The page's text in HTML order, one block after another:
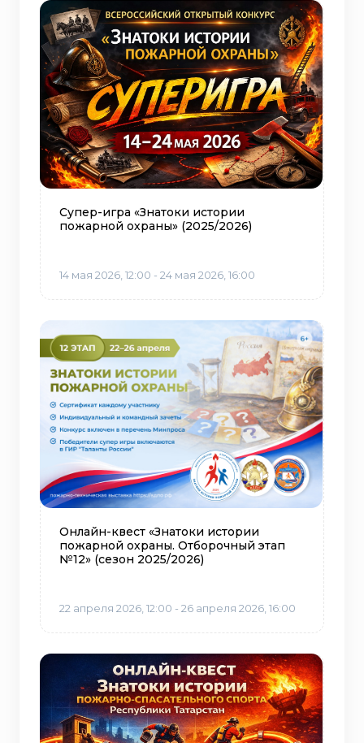
Супер-игра «Знатоки истории
пожарной охраны» (2025/2026)
14 мая 2026, 12:00 - 24 мая 2026, 16:00
Онлайн-квест «Знатоки истории
пожарной охраны. Отборочный этап
№12» (сезон 2025/2026)
22 апреля 2026, 12:00 - 26 апреля 2026, 16:00